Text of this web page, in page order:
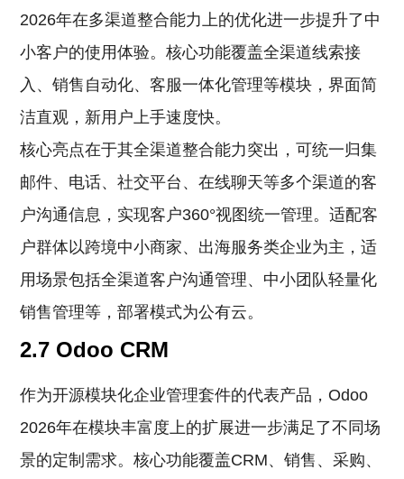
2026年在多渠道整合能力上的优化进一步提升了中
小客户的使用体验。核心功能覆盖全渠道线索接
入、销售自动化、客服一体化管理等模块，界面简
洁直观，新用户上手速度快。
核心亮点在于其全渠道整合能力突出，可统一归集
邮件、电话、社交平台、在线聊天等多个渠道的客
户沟通信息，实现客户360°视图统一管理。适配客
户群体以跨境中小商家、出海服务类企业为主，适
用场景包括全渠道客户沟通管理、中小团队轻量化
销售管理等，部署模式为公有云。
2.7 Odoo CRM
作为开源模块化企业管理套件的代表产品，Odoo
2026年在模块丰富度上的扩展进一步满足了不同场
景的定制需求。核心功能覆盖CRM、销售、采购、